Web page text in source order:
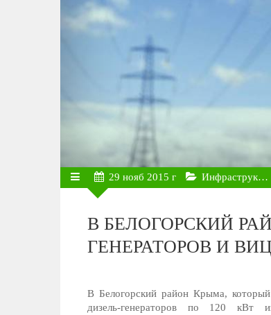
29 нояб 2015 г Инфраструк…
В БЕЛОГОРСКИЙ
ГЕНЕРАТОРОВ И
В Белогорский район Крыма,
дизель-генераторов по 120 кВт